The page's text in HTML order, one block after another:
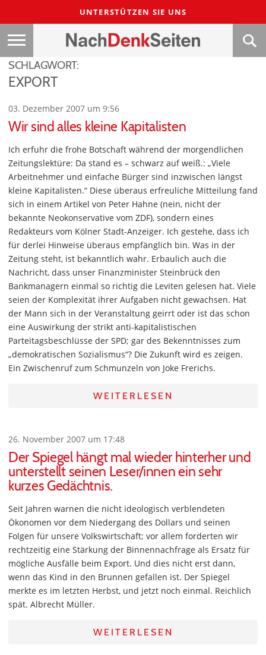
UNTERSTÜTZEN SIE UNS
SCHLAGWORT:
EXPORT
03. Dezember 2007 um 9:56
Wir sind alles kleine Kapitalisten
Ich erfuhr die frohe Botschaft während der morgendlichen
Zeitungslektüre: Da stand es – schwarz auf weiß.: „Viele
Arbeitnehmer und einfache Bürger sind inzwischen längst
kleine Kapitalisten.“ Diese überaus erfreuliche Mitteilung fand
sich in einem Artikel von Peter Hahne (nein, nicht der
bekannte Neokonservative vom ZDF), sondern eines
Redakteurs vom Kölner Stadt-Anzeiger. Ich gestehe, dass ich
für derlei Hinweise überaus empfänglich bin. Was in der
Zeitung steht, ist bekanntlich wahr. Erbaulich auch die
Nachricht, dass unser Finanzminister Steinbrück den
Bankmanagern einmal so richtig die Leviten gelesen hat. Viele
seien der Komplexität ihrer Aufgaben nicht gewachsen. Hat
der Mann sich in der Veranstaltung geirrt oder ist das schon
eine Auswirkung der strikt anti-kapitalistischen
Parteitagsbeschlüsse der SPD; gar des Bekenntnisses zum
„demokratischen Sozialismus“? Die Zukunft wird es zeigen.
Ein Zwischenruf zum Schmunzeln von Joke Frerichs.
WEITERLESEN
26. November 2007 um 17:48
Der Spiegel hängt mal wieder hinterher und
unterstellt seinen Leser/innen ein sehr
kurzes Gedächtnis.
Seit Jahren warnen die nicht ideologisch verblendeten
Ökonomen vor dem Niedergang des Dollars und seinen
Folgen für unsere Volkswirtschaft; vor allem forderten wir
rechtzeitig eine Stärkung der Binnennachfrage als Ersatz für
mögliche Ausfälle beim Export. Und dies nicht erst dann,
wenn das Kind in den Brunnen gefallen ist. Der Spiegel
merkte es im letzten Herbst, und jetzt noch einmal. Reichlich
spät. Albrecht Müller.
WEITERLESEN